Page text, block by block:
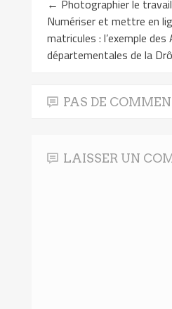
← Photographier le
Numériser et mettre en
matricules : l’exemple des
départementales de la
PAS DE
LAISSER UN